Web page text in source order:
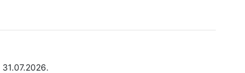
31.07.2026.